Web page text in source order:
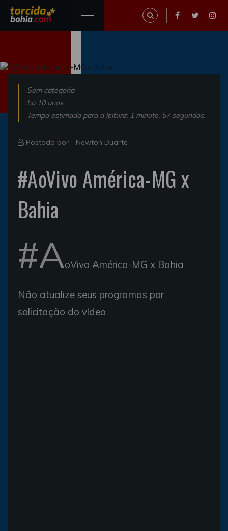
Sem categoria
há 10 anos
Tempo estimado para a leitura: 1 minuto, 57 segundos.
Postado por - Newton Duarte
#AoVivo América-MG x
Bahia
#AoVivo América-MG x Bahia
Não atualize seus programas por
solicitação do vídeo